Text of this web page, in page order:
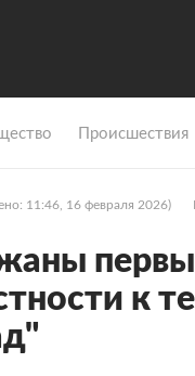
Происшествия
11:46, 16 февраля 2026)
к